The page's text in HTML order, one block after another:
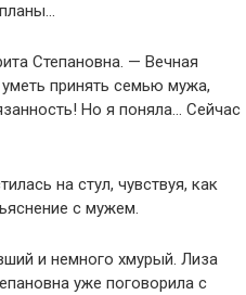
Степановна. — Вечная
принять семью мужа,
Но я поняла… Сейчас
на стул, чувствуя, как
с мужем.
и немного хмурый. Лиза
уже поговорила с